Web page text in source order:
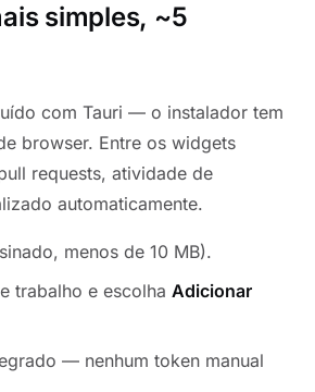
simples, ~5
com Tauri — o instalador tem
browser. Entre os widgets
requests, atividade de
automaticamente.
menos de 10 MB).
trabalho e escolha Adicionar
— nenhum token manual